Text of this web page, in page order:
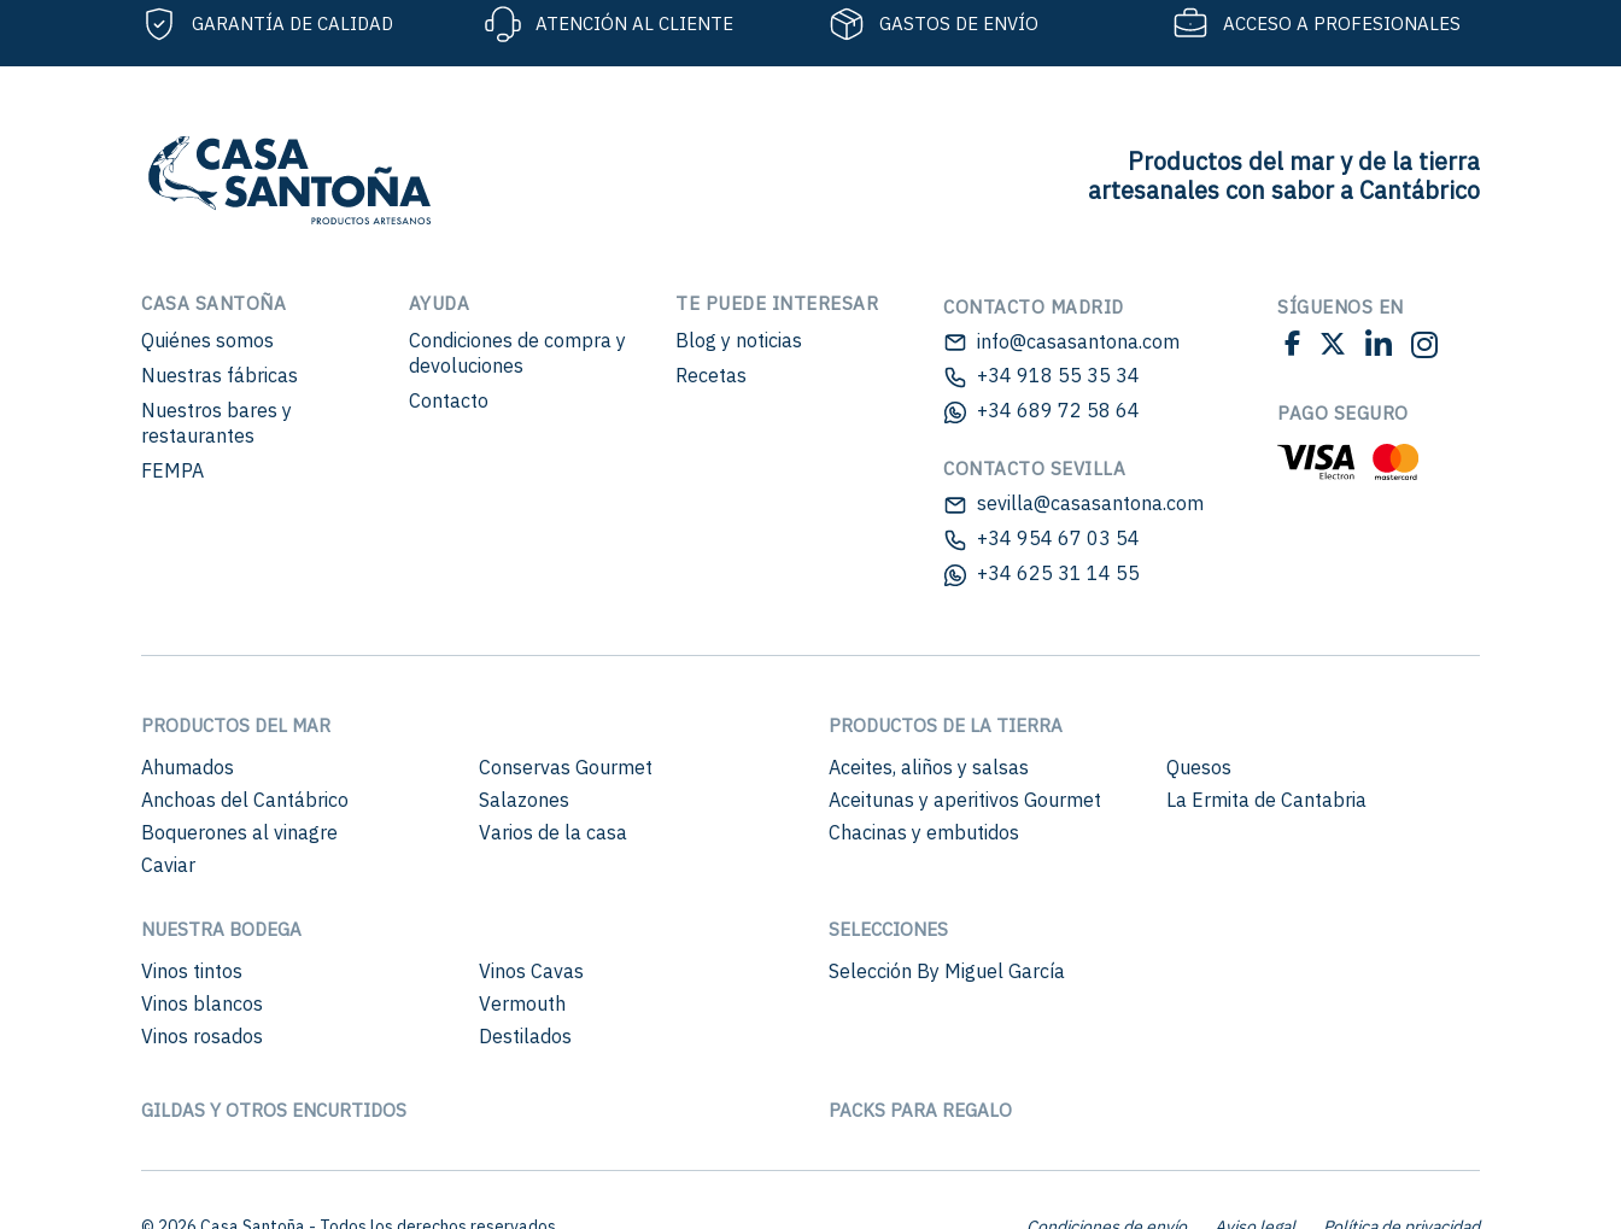
GARANTÍA DE CALIDAD ATENCIÓN AL CLIENTE GASTOS DE ENVÍO ACCESO A PROFESIONALES
Productos del mar y de la tierra
artesanales con sabor a Cantábrico
CASA SANTOÑA
Quiénes somos
Nuestras fábricas
Nuestros bares y
restaurantes
FEMPA
AYUDA
Condiciones de compra y
devoluciones
Contacto
TE PUEDE INTERESAR
Blog y noticias
Recetas
CONTACTO MADRID
info@casasantona.com
+34 918 55 35 34
+34 689 72 58 64
CONTACTO SEVILLA
sevilla@casasantona.com
+34 954 67 03 54
+34 625 31 14 55
SÍGUENOS EN
PAGO SEGURO
PRODUCTOS DEL MAR
Ahumados
Anchoas del Cantábrico
Boquerones al vinagre
Caviar
Conservas Gourmet
Salazones
Varios de la casa
PRODUCTOS DE LA TIERRA
Aceites, aliños y salsas
Aceitunas y aperitivos Gourmet
Chacinas y embutidos
Quesos
La Ermita de Cantabria
NUESTRA BODEGA
Vinos tintos
Vinos blancos
Vinos rosados
Vinos Cavas
Vermouth
Destilados
SELECCIONES
Selección By Miguel García
GILDAS Y OTROS ENCURTIDOS PACKS PARA REGALO